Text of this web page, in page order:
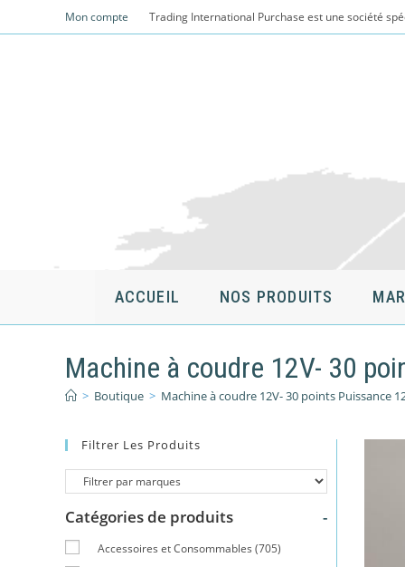
to
Mon compte Trading International Purchase est une société
ACCUEIL NOS PRODUITS
Machine à coudre 12V- 30
> Boutique > Machine à coudre 12V- 30 points Puissance
Filtrer Les Produits
Catégories de produits -
Accessoires et Consommables (705)